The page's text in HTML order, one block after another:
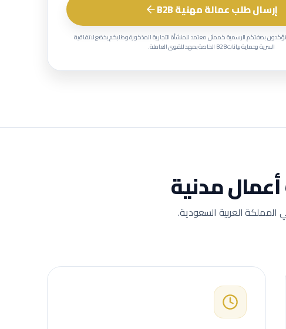
إرسال طلب عمالة مهنية B2B
تؤكدون بصفتكم الرسمية كممثل معتمد للمنشأة التجارية المذكورة وطلبكم يخضع لاتفاقية
السرية وحماية بيانات B2B الخاصة بمهد للقوى العاملة.
مدنية
المملكة العربية السعودية.